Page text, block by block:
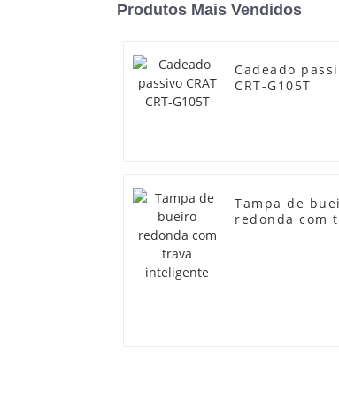
Produtos Mais Vendidos
Cadeado
CRT-G105T
Tampa de
redonda com